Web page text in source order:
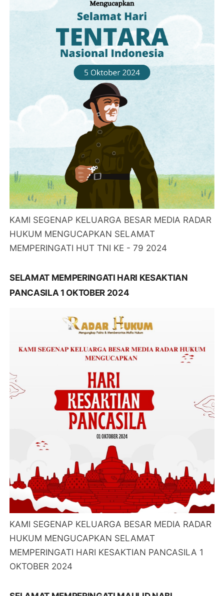
KAMI SEGENAP KELUARGA BESAR MEDIA RADAR
HUKUM MENGUCAPKAN SELAMAT
MEMPERINGATI HUT TNI KE - 79 2024
SELAMAT MEMPERINGATI HARI KESAKTIAN
PANCASILA 1 OKTOBER 2024
KAMI SEGENAP KELUARGA BESAR MEDIA RADAR
HUKUM MENGUCAPKAN SELAMAT
MEMPERINGATI HARI KESAKTIAN PANCASILA 1
OKTOBER 2024